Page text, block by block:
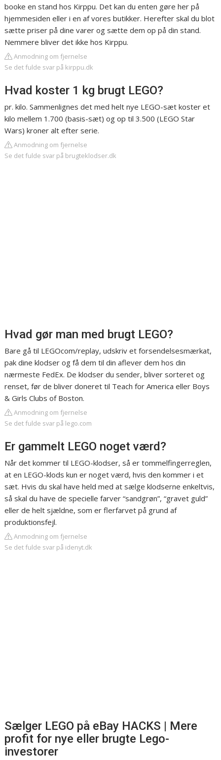
booke en stand hos Kirppu. Det kan du enten gøre her på
hjemmesiden eller i en af vores butikker. Herefter skal du blot
sætte priser på dine varer og sætte dem op på din stand.
Nemmere bliver det ikke hos Kirppu.
Anmodning om fjernelse
Se det fulde svar på kirppu.dk
Hvad koster 1 kg brugt LEGO?
pr. kilo. Sammenlignes det med helt nye LEGO-sæt koster et
kilo mellem 1.700 (basis-sæt) og op til 3.500 (LEGO Star
Wars) kroner alt efter serie.
Anmodning om fjernelse
Se det fulde svar på brugteklodser.dk
Hvad gør man med brugt LEGO?
Bare gå til LEGOcom/replay, udskriv et forsendelsesmærkat,
pak dine klodser og få dem til din aflever dem hos din
nærmeste FedEx. De klodser du sender, bliver sorteret og
renset, før de bliver doneret til Teach for America eller Boys
& Girls Clubs of Boston.
Anmodning om fjernelse
Se det fulde svar på lego.com
Er gammelt LEGO noget værd?
Når det kommer til LEGO-klodser, så er tommelfingerreglen,
at en LEGO-klods kun er noget værd, hvis den kommer i et
sæt. Hvis du skal have held med at sælge klodserne enkeltvis,
så skal du have de specielle farver “sandgrøn”, “gravet guld”
eller de helt sjældne, som er flerfarvet på grund af
produktionsfejl.
Anmodning om fjernelse
Se det fulde svar på idenyt.dk
Sælger LEGO på eBay HACKS | Mere
profit for nye eller brugte Lego-
investorer